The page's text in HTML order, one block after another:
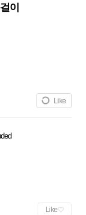
이
Like
Like